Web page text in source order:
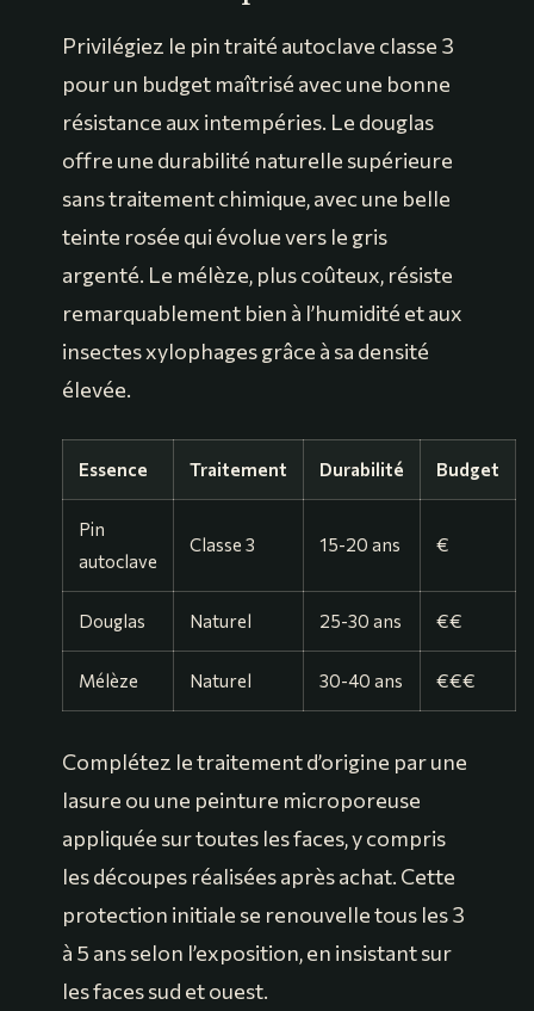
Privilégiez le pin traité autoclave classe 3
pour un budget maîtrisé avec une bonne
résistance aux intempéries. Le douglas
offre une durabilité naturelle supérieure
sans traitement chimique, avec une belle
teinte rosée qui évolue vers le gris
argenté. Le mélèze, plus coûteux, résiste
remarquablement bien à l’humidité et aux
insectes xylophages grâce à sa densité
élevée.
Essence Traitement Durabilité Budget
Pin
autoclave
Classe 3 15-20 ans €
Douglas Naturel 25-30 ans €€
Mélèze Naturel 30-40 ans €€€
Complétez le traitement d’origine par une
lasure ou une peinture microporeuse
appliquée sur toutes les faces, y compris
les découpes réalisées après achat. Cette
protection initiale se renouvelle tous les 3
à 5 ans selon l’exposition, en insistant sur
les faces sud et ouest.